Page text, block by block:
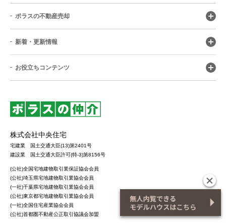
ポラスの不動産売却
新着・更新情報
お役立ちコンテンツ
株式会社中央住宅
宅建業 国土交通大臣(13)第2401号
建設業 国土交通大臣許可(特-3)第8156号
(公社)全国宅地建物取引業保証協会会員
(公社)埼玉県宅地建物取引業協会会員
(一社)千葉県宅地建物取引業協会会員
(公社)東京都宅地建物取引業協会会員
(一社)全国住宅産業協会会員
(公社)首都圏不動産公正取引協議会加盟